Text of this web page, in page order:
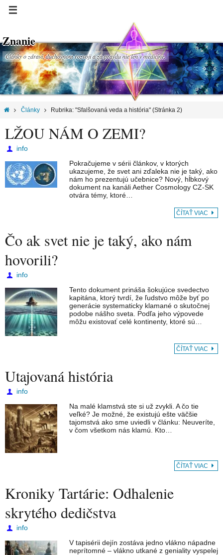
Znanie
Články o zdraví, duchovnom rozvoji a za pravdu nie len v medicíne.
Články Rubrika: "Sfalšovaná veda a história" (Stránka 2)
LŽOU NÁM O ZEMI?
info
Pokračujeme v sérii článkov, v ktorých
ukazujeme, že svet ani zďaleka nie je taký, ako
nám ho prezentujú učebnice? Nový, hĺbkový
dokument na kanáli Aether Cosmology CZ-SK
otvára témy, ktoré…
ČÍTAŤ VIAC
Čo ak svet nie je taký, ako nám
hovorili?
info
Tento dokument prináša šokujúce svedectvo
kapitána, ktorý tvrdí, že ľudstvo môže byť po
generácie systematicky klamané o skutočnej
podobe nášho sveta. Podľa jeho výpovede
môžu existovať celé kontinenty, ktoré sú…
ČÍTAŤ VIAC
Utajovaná história
info
Na malé klamstvá ste si už zvykli. A čo tie
veľké? Je možné, že existujú ešte väčšie
tajomstvá ako sme uviedli v článku: Neuveríte,
v čom všetkom nás klamú. Kto…
ČÍTAŤ VIAC
Kroniky Tartárie: Odhalenie
skrytého dedičstva
info
V tapisérii dejín zostáva jedno vlákno nápadne
neprítomné – vlákno utkané z geniality vyspelej